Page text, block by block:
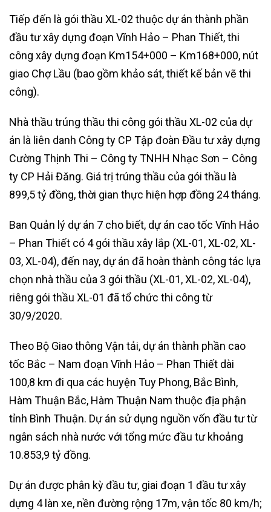
Tiếp đến là gói thầu XL-02 thuộc dự án thành phần
đầu tư xây dựng đoạn Vĩnh Hảo – Phan Thiết, thi
công xây dựng đoạn Km154+000 – Km168+000, nút
giao Chợ Lầu (bao gồm khảo sát, thiết kế bản vẽ thi
công).
Nhà thầu trúng thầu thi công gói thầu XL-02 của dự
án là liên danh Công ty CP Tập đoàn Đầu tư xây dựng
Cường Thịnh Thi – Công ty TNHH Nhạc Sơn – Công
ty CP Hải Đăng. Giá trị trúng thầu của gói thầu là
899,5 tỷ đồng, thời gian thực hiện hợp đồng 24 tháng.
Ban Quản lý dự án 7 cho biết, dự án cao tốc Vĩnh Hảo
– Phan Thiết có 4 gói thầu xây lắp (XL-01, XL-02, XL-
03, XL-04), đến nay, dự án đã hoàn thành công tác lựa
chọn nhà thầu của 3 gói thầu (XL-01, XL-02, XL-04),
riêng gói thầu XL-01 đã tổ chức thi công từ
30/9/2020.
Theo Bộ Giao thông Vận tải, dự án thành phần cao
tốc Bắc – Nam đoạn Vĩnh Hảo – Phan Thiết dài
100,8 km đi qua các huyện Tuy Phong, Bắc Bình,
Hàm Thuận Bắc, Hàm Thuận Nam thuộc địa phận
tỉnh Bình Thuận. Dự án sử dụng nguồn vốn đầu tư từ
ngân sách nhà nước với tổng mức đầu tư khoảng
10.853,9 tỷ đồng.
Dự án được phân kỳ đầu tư, giai đoạn 1 đầu tư xây
dựng 4 làn xe, nền đường rộng 17m, vận tốc 80 km/h;